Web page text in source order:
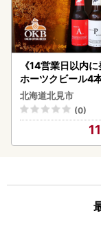
《14営業日以内
ホーツクビール4
( 飲料 飲み物 お酒
クラフトビール 瓶
贈答 ギフト 贈り
御中元 お歳暮 御
い プレゼント モ
北海道北見市
(0)